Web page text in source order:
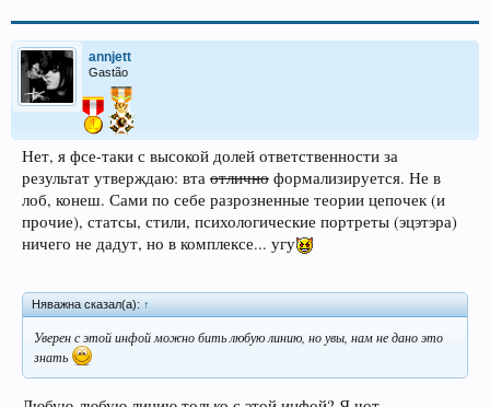
annjett
Gastão
Нет, я фсе-таки с высокой долей ответственности за
результат утверждаю: вта отлично формализируется. Не в
лоб, конеш. Сами по себе разрозненные теории цепочек (и
прочие), статсы, стили, психологические портреты (эцэтэра)
ничего не дадут, но в комплексе... угу
Няважна сказал(а): ↑
Уверен с этой инфой можно бить любую линию, но увы, нам не дано это
знать